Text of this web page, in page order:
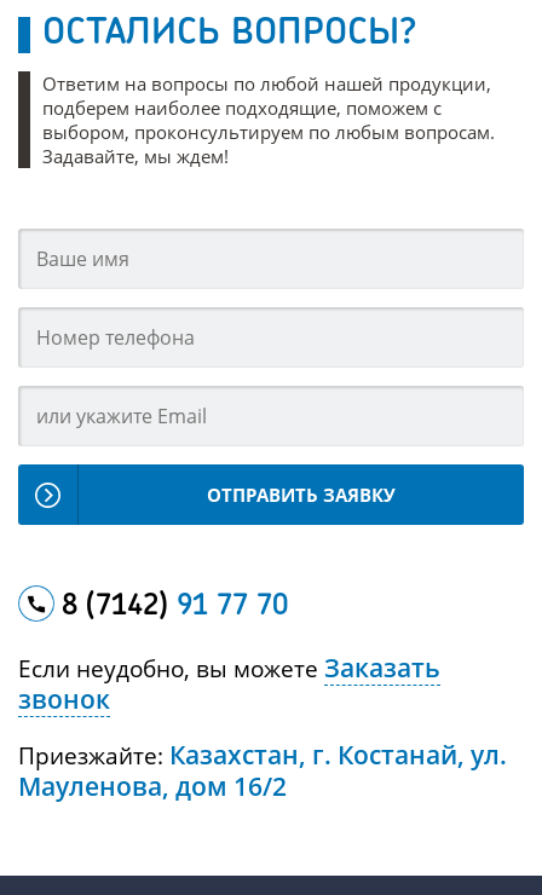
ОСТАЛИСЬ ВОПРОСЫ?
Ответим на вопросы по любой нашей продукции,
подберем наиболее подходящие, поможем с
выбором, проконсультируем по любым вопросам.
Задавайте, мы ждем!
ОТПРАВИТЬ ЗАЯВКУ
8 (7142) 91 77 70
Если неудобно, вы можете Заказать
звонок
Приезжайте: Казахстан, г. Костанай, ул.
Мауленова, дом 16/2